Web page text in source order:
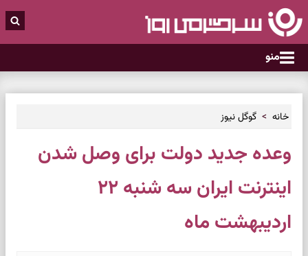
منو
خانه گوگل نیوز
وعده جدید دولت برای وصل شدن
اینترنت ایران سه شنبه ۲۲
اردیبهشت ماه